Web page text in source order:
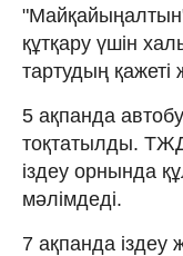
құтқару үшін
тартудың қажеті
5 ақпанда
тоқтатылды.
іздеу орнында
мәлімдеді.
7 ақпанда іздеу